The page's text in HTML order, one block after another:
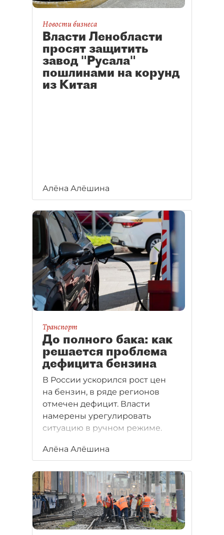
Новости бизнеса
Власти Ленобласти
просят защитить
завод "Русала"
пошлинами на корунд
из Китая
Алёна Алёшина
Транспорт
До полного бака: как
решается проблема
дефицита бензина
В России ускорился рост цен
на бензин, в ряде регионов
отмечен дефицит. Власти
намерены урегулировать
ситуацию в ручном режиме.
Алёна Алёшина